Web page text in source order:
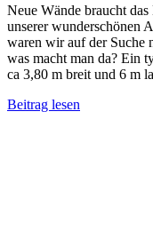
Neue Wände braucht
unserer wunderschönen
waren wir auf der Suche
was macht man da? Ein
ca 3,80 m breit und 6 m
Beitrag lesen